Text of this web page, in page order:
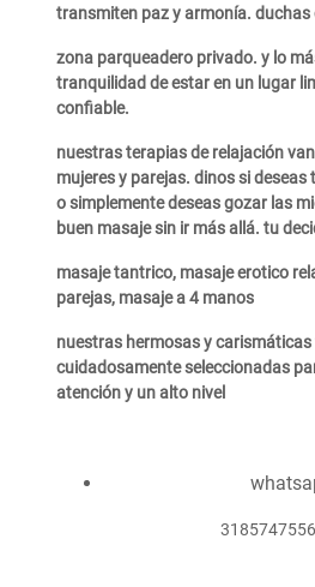
transmiten paz y armonía. duchas
zona parqueadero privado. y lo
tranquilidad de estar en un lugar
confiable.
nuestras terapias de relajación
mujeres y parejas. dinos si deseas
o simplemente deseas gozar las
buen masaje sin ir más allá. tu
masaje tantrico, masaje erotico
parejas, masaje a 4 manos
nuestras hermosas y
cuidadosamente seleccionadas
atención y un alto nivel
3185747556